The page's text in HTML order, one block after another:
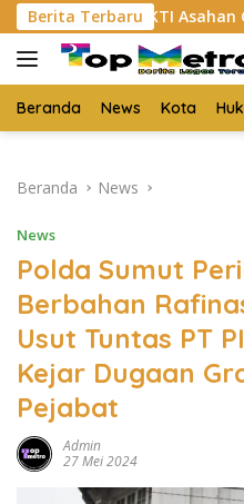
Langsung
ke
konten
Berita Terbaru
HKTI Asahan Geruduk
Beranda News Kota
Beranda News
News
Polda Sumut
Berbahan
Usut Tuntas PT
Kejar Dugaan
Pejabat
Admin
27 Mei 2024